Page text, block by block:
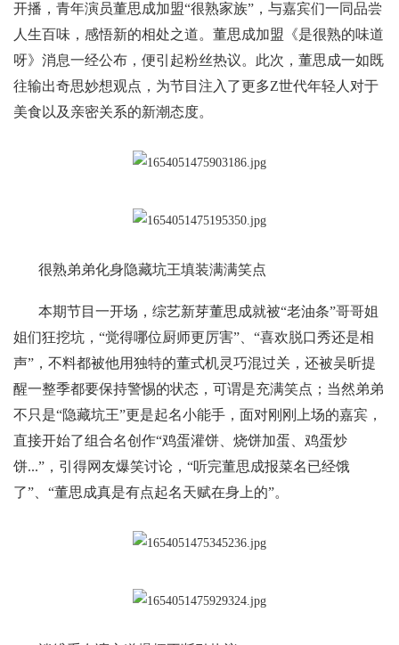
开播，青年演员董思成加盟“很熟家族”，与嘉宾们一同品尝
人生百味，感悟新的相处之道。董思成加盟《是很熟的味道
呀》消息一经公布，便引起粉丝热议。此次，董思成一如既
往输出奇思妙想观点，为节目注入了更多Z世代年轻人对于
美食以及亲密关系的新潮态度。
很熟弟弟化身隐藏坑王填装满满笑点
本期节目一开场，综艺新芽董思成就被“老油条”哥哥姐
姐们狂挖坑，“觉得哪位厨师更厉害”、“喜欢脱口秀还是相
声”，不料都被他用独特的董式机灵巧混过关，还被吴昕提
醒一整季都要保持警惕的状态，可谓是充满笑点；当然弟弟
不只是“隐藏坑王”更是起名小能手，面对刚刚上场的嘉宾，
直接开始了组合名创作“鸡蛋灌饼、烧饼加蛋、鸡蛋炒
饼...”，引得网友爆笑讨论，“听完董思成报菜名已经饿
了”、“董思成真是有点起名天赋在身上的”。